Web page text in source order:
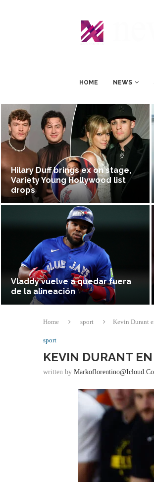
HOME NEWS
Hilary Duff brings ex on stage,
Variety Young Hollywood list
drops
Vladdy vuelve a quedar fuera
de la alineación
Home sport Kevin Durant
sport
KEVIN DURANT
written by